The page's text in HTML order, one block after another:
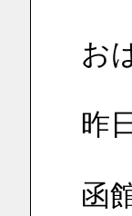
お
昨
函